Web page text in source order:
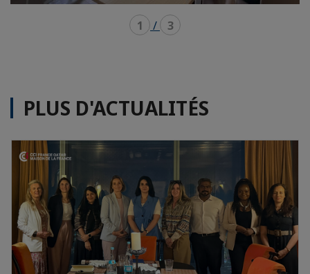
1 / 3
PLUS D'ACTUALITÉS